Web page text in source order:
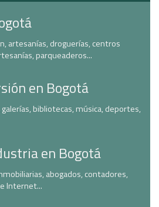
artesanías, droguerías, centros
parqueaderos...
en Bogotá
bibliotecas, música, deportes,
en Bogotá
abogados, contadores,
Internet...